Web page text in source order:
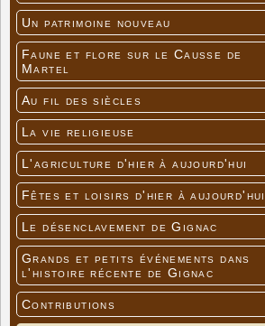
Un patrimoine nouveau
Faune et flore sur le Causse de
Martel
Au fil des siècles
La vie religieuse
L'agriculture d'hier à aujourd'hui
Fêtes et loisirs d'hier à aujourd'hui
Le désenclavement de Gignac
Grands et petits événements dans
l'histoire récente de Gignac
Contributions